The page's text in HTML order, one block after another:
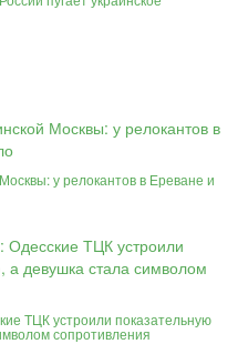
у релокантов в Ереване и
ТЦК устроили показательную
сопротивления